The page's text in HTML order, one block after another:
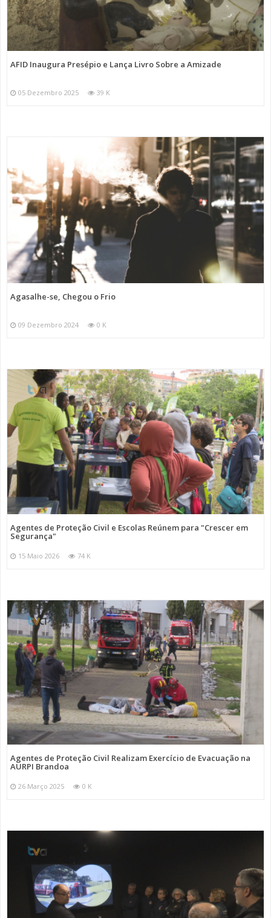
AFID Inaugura Presépio e Lança Livro Sobre a Amizade
05 Dezembro 2025 39 K
Agasalhe-se, Chegou o Frio
09 Dezembro 2024 0 K
Agentes de Proteção Civil e Escolas Reúnem para "Crescer em
Segurança"
15 Maio 2026 74 K
Agentes de Proteção Civil Realizam Exercício de Evacuação na
AURPI Brandoa
26 Março 2025 0 K